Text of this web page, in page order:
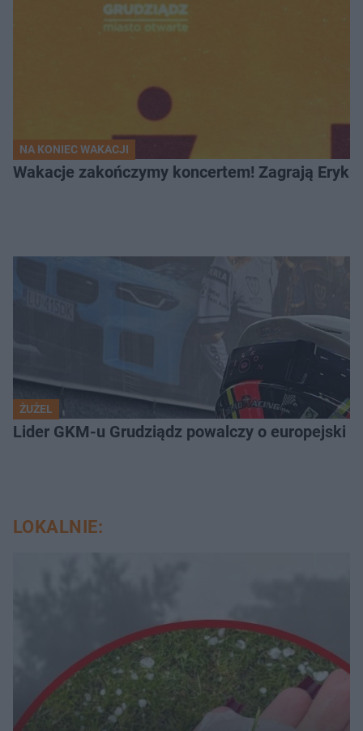
NA KONIEC WAKACJI
Wakacje zakończymy koncertem! Zagrają Eryk
ŻUŻEL
Lider GKM-u Grudziądz powalczy o europejski
LOKALNIE: